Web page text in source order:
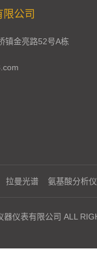
公司
金亮路52号A栋
拉曼光谱 氨基酸分析仪
仪表有限公司 ALL